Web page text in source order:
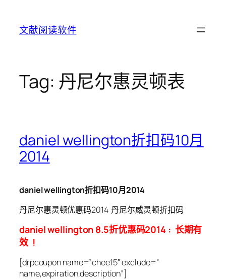
content
文献阅读软件
Tag: 丹尼尔惠灵顿表
daniel wellington折扣码10月
2014
daniel wellington折扣码10月2014
丹尼尔惠灵顿优惠码2014 丹尼尔威灵顿折扣码
daniel wellington 8.5折优惠码2014 : 长期有
效 !
[drpcoupon name=”chee15″ exclude=”
name,expiration,description”]